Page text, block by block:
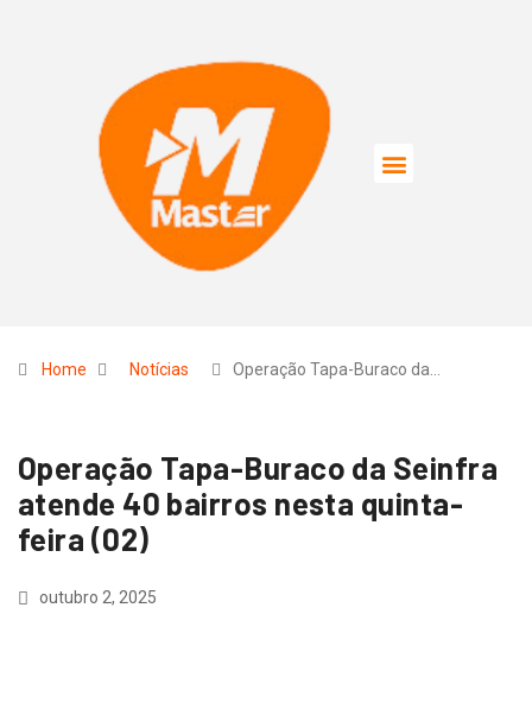
Home Notícias Operação Tapa-Buraco da…
Operação Tapa-Buraco da Seinfra
atende 40 bairros nesta quinta-
feira (02)
outubro 2, 2025